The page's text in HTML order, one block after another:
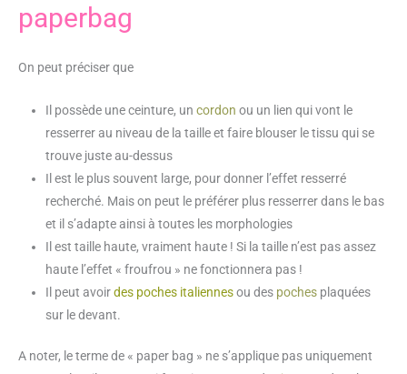
paperbag
On peut préciser que
Il possède une ceinture, un cordon ou un lien qui vont le
resserrer au niveau de la taille et faire blouser le tissu qui se
trouve juste au-dessus
Il est le plus souvent large, pour donner l’effet resserré
recherché. Mais on peut le préférer plus resserrer dans le bas
et il s’adapte ainsi à toutes les morphologies
Il est taille haute, vraiment haute ! Si la taille n’est pas assez
haute l’effet « froufrou » ne fonctionnera pas !
Il peut avoirdes poches italiennesou des poches plaquées
sur le devant.
A noter, le terme de « paper bag » ne s’applique pas uniquement